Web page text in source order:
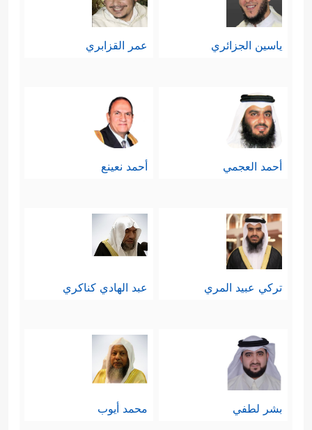
ياسين الجزائري عمر القزابري
أحمد العجمي أحمد نعينع
تركي عبيد المري عبد الهادي كناكري
بشر لطفي محمد أيوب